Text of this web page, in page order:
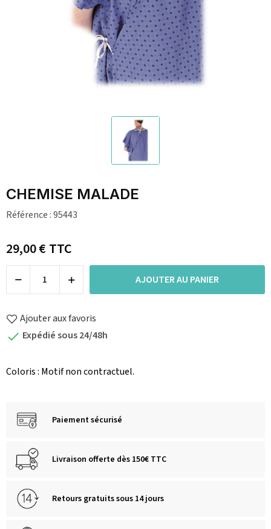
CHEMISE MALADE
Référence :95443
29,00 €TTC
AJOUTER AU PANIER
Ajouter aux favoris
 Expédié sous 24/48h
Coloris : Motif non contractuel.
Paiement sécurisé
Livraison offerte dès 150€ TTC
Retours gratuits sous 14 jours